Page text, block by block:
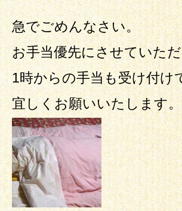
急でごめんなさい。
お手当優先にさせていた
1時からの手当も受け付
宜しくお願いいたします。